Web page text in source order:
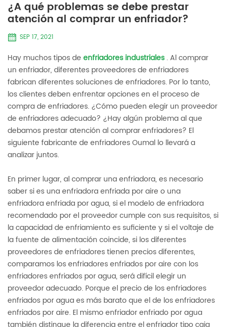
¿A qué problemas se debe prestar
atención al comprar un enfriador?
SEP 17, 2021
Hay muchos tipos de enfriadores industriales . Al comprar
un enfriador, diferentes proveedores de enfriadores
fabrican diferentes soluciones de enfriadores. Por lo tanto,
los clientes deben enfrentar opciones en el proceso de
compra de enfriadores. ¿Cómo pueden elegir un proveedor
de enfriadores adecuado? ¿Hay algún problema al que
debamos prestar atención al comprar enfriadores? El
siguiente fabricante de enfriadores Oumal lo llevará a
analizar juntos.
En primer lugar, al comprar una enfriadora, es necesario
saber si es una enfriadora enfriada por aire o una
enfriadora enfriada por agua, si el modelo de enfriadora
recomendado por el proveedor cumple con sus requisitos, si
la capacidad de enfriamiento es suficiente y si el voltaje de
la fuente de alimentación coincide, si los diferentes
proveedores de enfriadores tienen precios diferentes,
comparamos los enfriadores enfriados por aire con los
enfriadores enfriados por agua, será difícil elegir un
proveedor adecuado. Porque el precio de los enfriadores
enfriados por agua es más barato que el de los enfriadores
enfriados por aire. El mismo enfriador enfriado por agua